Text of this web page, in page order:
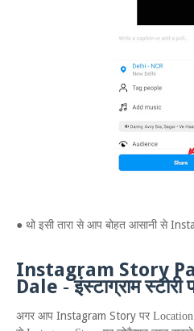
● थो इसी तारा से आप बोहत आसानी से
Instagram Story P
Dale -इंस्टाग्राम
अगर आप Instagram Story पर Location